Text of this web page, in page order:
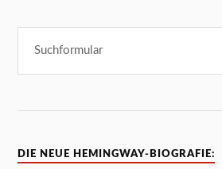
DIE NEUE HEMINGWAY-BIOGRAFIE: